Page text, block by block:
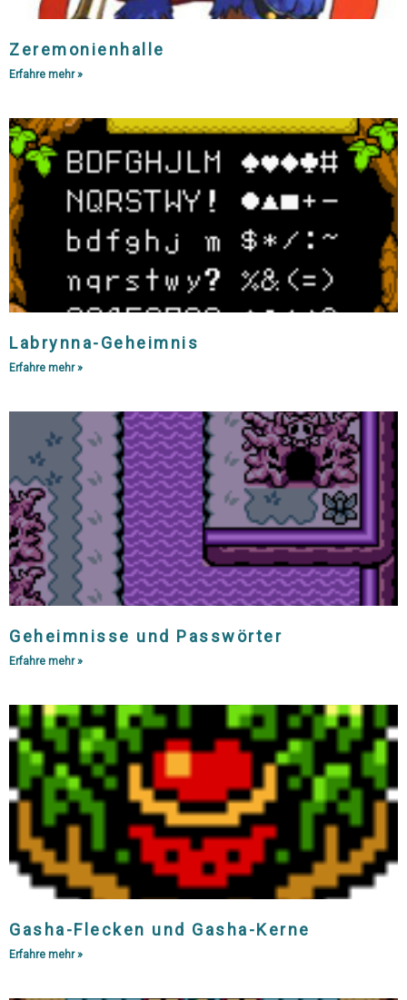
Zeremonienhalle
Erfahre mehr »
Labrynna-Geheimnis
Erfahre mehr »
Geheimnisse und Passwörter
Erfahre mehr »
Gasha-Flecken und Gasha-Kerne
Erfahre mehr »